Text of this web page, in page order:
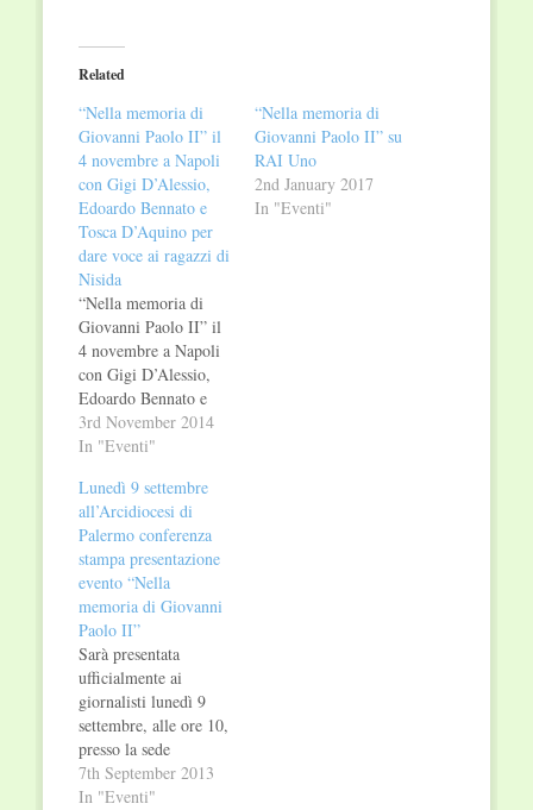
(Opens
in
new
Related
“Nella memoria di
Giovanni Paolo II” il
4 novembre a Napoli
con Gigi D’Alessio,
Edoardo Bennato e
Tosca D’Aquino per
dare voce ai ragazzi di
Nisida
“Nella memoria di
Giovanni Paolo II” il
4 novembre a Napoli
con Gigi D’Alessio,
Edoardo Bennato e
Tosca D’Aquino per
dare voce ai ragazzi di
penale per minorenni
la decima edizione
della manifestazione
promossa dalla Life
Communication in
collaborazione col
Dipartimento della
Giustizia Minorile del
Ministero della
Giustizia…
3rd November 2014
In "Eventi"
“Nella memoria di
Giovanni Paolo II” su
RAI Uno
2nd January 2017
In "Eventi"
Lunedì 9 settembre
all’Arcidiocesi di
Palermo conferenza
stampa presentazione
evento “Nella
memoria di Giovanni
Paolo II”
Sarà presentata
ufficialmente ai
giornalisti lunedì 9
settembre, alle ore 10,
presso la sede
dell’Arcidiocesi di
Palermo, in via
7th September 2013
In "Eventi"